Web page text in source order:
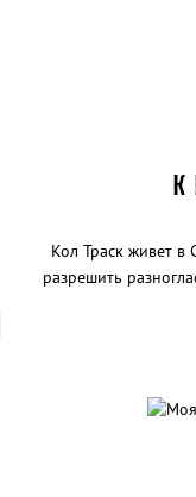
К
Кол Траск живет в
разрешить